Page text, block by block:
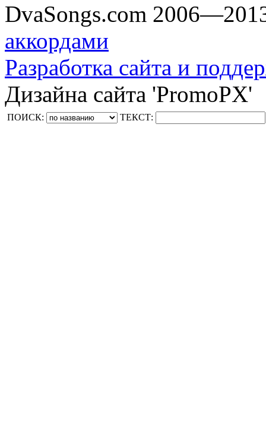
DvaSongs.com
аккордами
Разработка сайта и
Дизайна сайта 'PromoPX'
ПОИСК: ТЕКСТ: